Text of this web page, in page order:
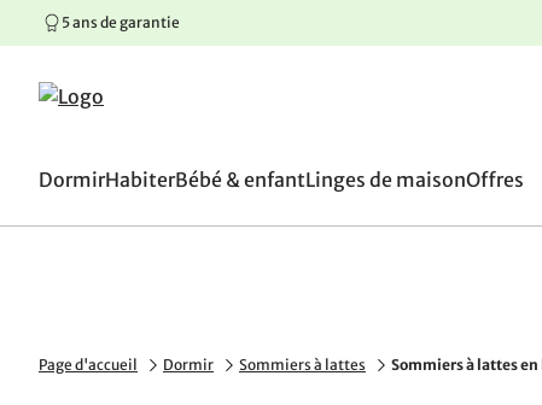
Aller au contenu principal
Aller à la navigation principale
Aller au pied de page
5 ans de garantie
DormirHabiterBébé & enfantLinges de maisonOffres
Page d'accueil Dormir Sommiers à lattes Sommiers à lattes